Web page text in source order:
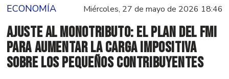
ECONOMÍA Miércoles, 27 de mayo de 2026 18:46
Ajuste al Monotributo: El plan del FMI
para aumentar la carga impositiva
sobre los pequeños contribuyentes